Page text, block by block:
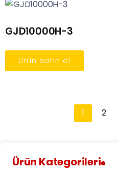
GJD10000H-3
Ürün satın al
1 2
Ürün Kategorileri